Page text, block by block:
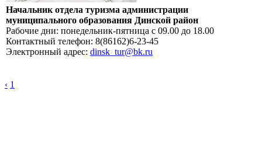
Начальник отдела туризма администрации
муниципального образования Динской район
Рабочие дни: понедельник-пятница с 09.00 до 18.00
Контактный телефон: 8(86162)6-23-45
Электронный адрес: dinsk_tur@bk.ru
‹ 1